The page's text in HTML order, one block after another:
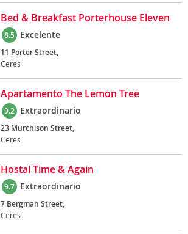
Bed & Breakfast Porterhouse Eleven
8.5 Excelente
11 Porter Street,
Ceres
Apartamento The Lemon Tree
9.2 Extraordinario
23 Murchison Street,
Ceres
Hostal Time & Again
9.7 Extraordinario
7 Bergman Street,
Ceres